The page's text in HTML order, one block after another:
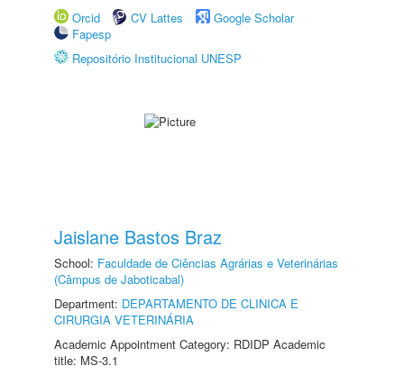
Orcid
CV Lattes
Google Scholar
Fapesp
Repositório Institucional UNESP
Jaislane Bastos Braz
School: Faculdade de Ciências Agrárias e Veterinárias
(Câmpus de Jaboticabal)
Department: DEPARTAMENTO DE CLINICA E
CIRURGIA VETERINÁRIA
Academic Appointment Category: RDIDP Academic
title: MS-3.1